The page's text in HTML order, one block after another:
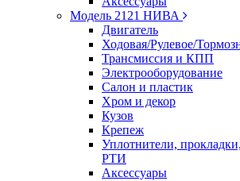
Модель 2121 НИВА
Двигатель
Ходовая/Рулевое/
Трансмиссия и КПП
Электрооборудование
Салон и пластик
Хром и декор
Кузов
Крепеж
Уплотнители,
РТИ
Аксессуары